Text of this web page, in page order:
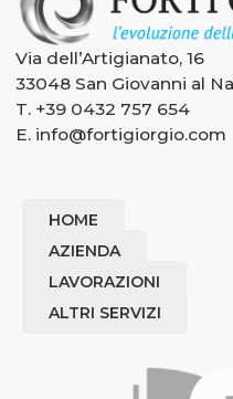
Via dell’Artigianato, 16
33048 San Giovanni al
T. +39 0432 757 654
E. info@fortigiorgio.com
HOME
AZIENDA
LAVORAZIONI
ALTRI SERVIZI